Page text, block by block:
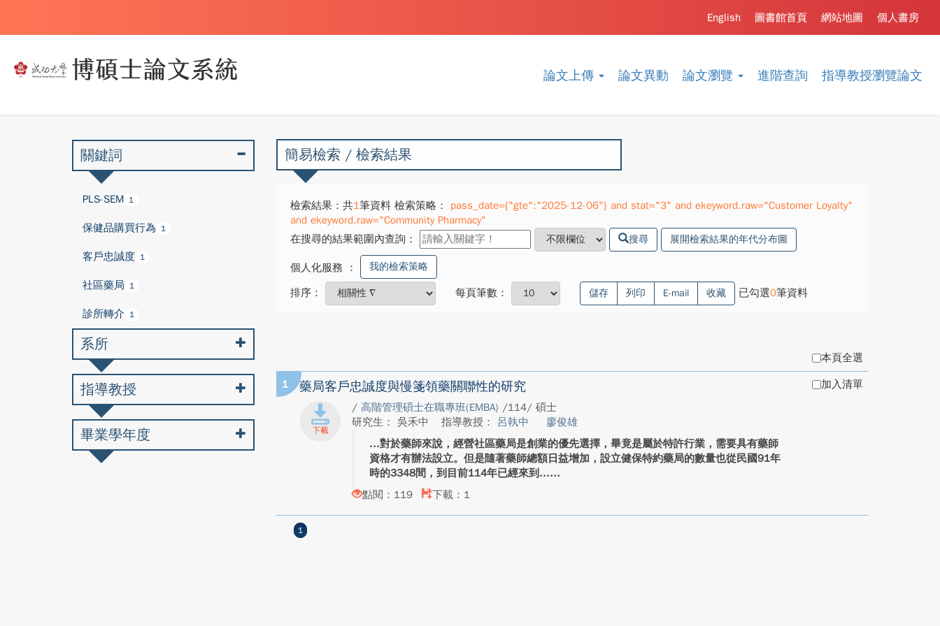
論文上傳 論文異動 論文瀏覽 進階查詢 指導教授瀏覽論文
個人書房
網站地圖
圖書館首頁
English
簡易檢索 / 檢索結果
檢索結果：共1筆資料 檢索策略：
pass_date={"gte":"2025-12-06"} and stat="3" and ekeyword.raw="Customer Loyalty"
and ekeyword.raw="Community Pharmacy"
在搜尋的結果範圍內查詢：
搜尋 展開檢索結果的年代分布圖
個人化服務 ： 我的檢索策略
排序： 每頁筆數： 儲存 列印 E-mail 收藏 已勾選0筆資料
本頁全選
1 藥局客戶忠誠度與慢箋領藥關聯性的研究
/ 高階管理碩士在職專班(EMBA) /114/ 碩士
研究生： 吳禾中
指導教授： 呂執中
廖俊雄
對於藥師來說，經營社區藥局是創業的優先選擇，畢竟是屬於特許行業，需要具有藥師
資格才有辦法設立。但是隨著藥師總額日益增加，設立健保特約藥局的數量也從民國91年
時的3348間，到目前114年已經來到...
點閱：119
下載：1
加入清單
1
關鍵詞
PLS-SEM 1
保健品購買行為 1
客戶忠誠度 1
社區藥局 1
診所轉介 1
系所
指導教授
畢業學年度